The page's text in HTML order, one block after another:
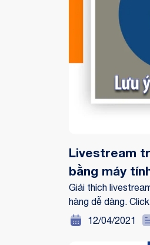
Livestream
bằng máy
Giải thích
hàng dễ dàng.
12/04/2021